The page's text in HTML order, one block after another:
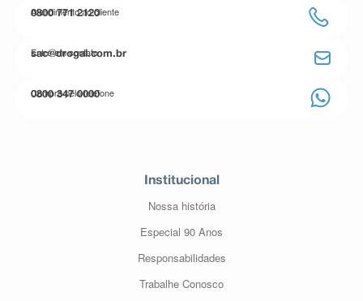
Atendimento ao cliente
0800 771 2120
Entre em contato
sac@drogal.com.br
Compre pelo telefone
0800 347 0000
Institucional
Nossa história
Especial 90 Anos
Responsabilidades
Trabalhe Conosco